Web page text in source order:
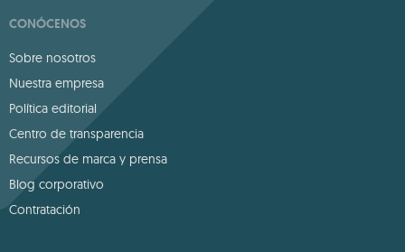
CONÓCENOS
Sobre nosotros
Nuestra empresa
Política editorial
Centro de transparencia
Recursos de marca y prensa
Blog corporativo
Contratación